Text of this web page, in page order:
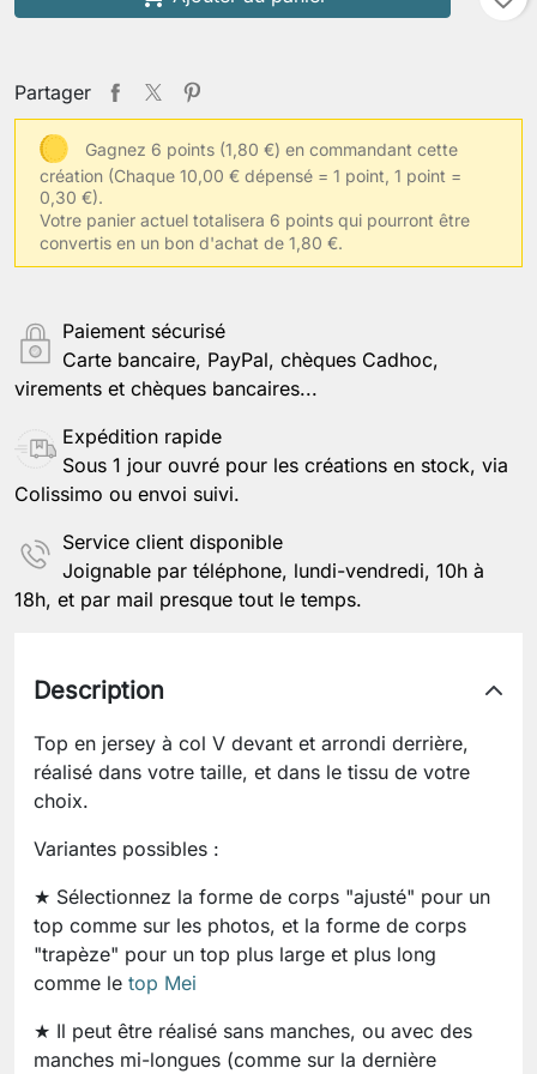
Partager
Gagnez 6 points (1,80 €) en commandant cette
création (Chaque 10,00 € dépensé = 1 point, 1 point =
0,30 €).
Votre panier actuel totalisera 6 points qui pourront être
convertis en un bon d'achat de 1,80 €.
Paiement sécurisé
Carte bancaire, PayPal, chèques Cadhoc,
virements et chèques bancaires...
Expédition rapide
Sous 1 jour ouvré pour les créations en stock, via
Colissimo ou envoi suivi.
Service client disponible
Joignable par téléphone, lundi-vendredi, 10h à
18h, et par mail presque tout le temps.
Description
Top en jersey à col V devant et arrondi derrière,
réalisé dans votre taille, et dans le tissu de votre
choix.
Variantes possibles :
★ Sélectionnez la forme de corps "ajusté" pour un
top comme sur les photos, et la forme de corps
"trapèze" pour un top plus large et plus long
comme le top Mei
★ Il peut être réalisé sans manches, ou avec des
manches mi-longues (comme sur la dernière